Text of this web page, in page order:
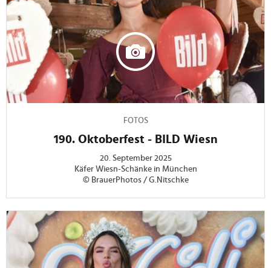
FOTOS
190. Oktoberfest - BILD Wiesn
20. September 2025
Käfer Wiesn-Schänke in München
© BrauerPhotos / G.Nitschke